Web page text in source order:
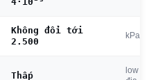
Không đổi tới
2.500
kPa · tải
Thấp
low creep